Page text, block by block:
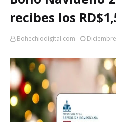
recibes los
Bohechiodigital.com